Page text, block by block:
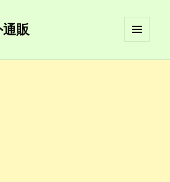
販
ーとウ